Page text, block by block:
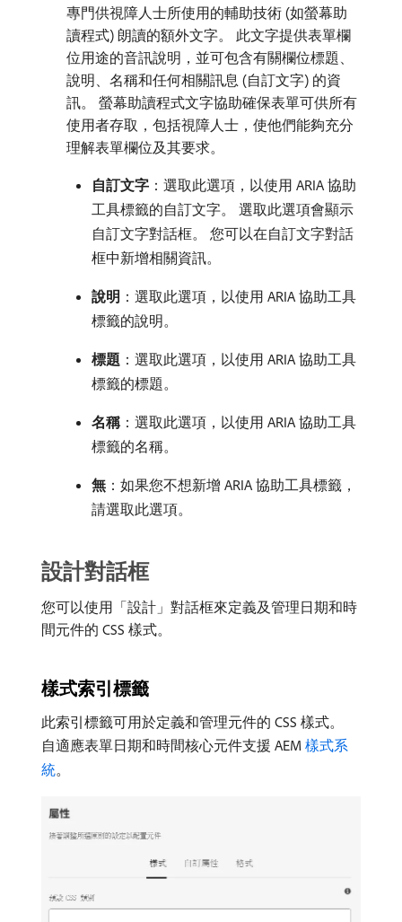
專門供視障人士所使用的輔助技術 (如螢幕助
讀程式) 朗讀的額外文字。 此文字提供表單欄
位用途的音訊說明，並可包含有關欄位標題、
說明、名稱和任何相關訊息 (自訂文字) 的資
訊。 螢幕助讀程式文字協助確保表單可供所有
使用者存取，包括視障人士，使他們能夠充分
理解表單欄位及其要求。
自訂文字 ：選取此選項，以使用 ARIA 協助
工具標籤的自訂文字。 選取此選項會顯示
自訂文字對話框。 您可以在自訂文字對話
框中新增相關資訊。
說明 ：選取此選項，以使用 ARIA 協助工具
標籤的說明。
標題 ：選取此選項，以使用 ARIA 協助工具
標籤的標題。
名稱：選取此選項，以使用 ARIA 協助工具
標籤的名稱。
無 ：如果您不想新增 ARIA 協助工具標籤，
請選取此選項。
設計對話框
您可以使用「設計」對話框來定義及管理日期和時
間元件的 CSS 樣式。
樣式索引標籤
此索引標籤可用於定義和管理元件的 CSS 樣式。
自適應表單日期和時間核心元件支援 AEM 樣式系
統。